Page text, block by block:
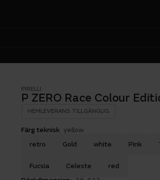
PIRELLI
P ZERO Race Colour
HEMLEVERANS TILLGÄNGLIG
Färg teknisk yellow
retro
Gold white Pink
Fucsia Celeste
red